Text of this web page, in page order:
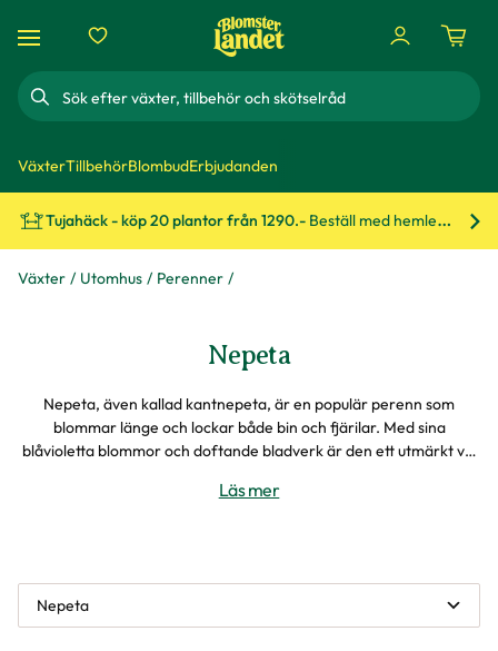
Sök
VäxterTillbehörBlombudErbjudanden
Tujahäck - köp 20 plantor från 1290.- Beställ med hemleverans!
Växter Utomhus Perenner
Nepeta
Nepeta, även kallad kantnepeta, är en populär perenn som
blommar länge och lockar både bin och fjärilar. Med sina
blåvioletta blommor och doftande bladverk är den ett utmärkt val
torktålig, lättskött och kräver minimal skötsel.
Läs mer
Nepeta